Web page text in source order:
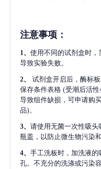
注意事项 ：
1、 使用不同的试剂盒时，
导致实验失败。
2、
试剂盒开启后，酶标
保存条件表格 (受潮后活
导致组件缺损，可申请购
品)。
3、 请使用无菌一次性吸头
瓶盖，以防止微生物污染和
4、 手工洗板时，加洗液的
孔。不充分的洗涤或污染